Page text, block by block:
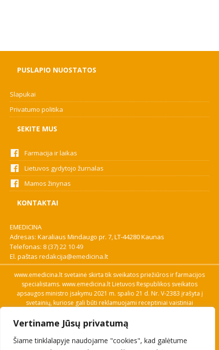
Vertiname Jūsų privatumą
Šiame tinklalapyje naudojame "cookies", kad galėtume
PUSLAPIO NUOSTATOS
Slapukai
Privatumo politika
SEKITE MUS
Farmacija ir laikas
Lietuvos gydytojo žurnalas
Mamos žinynas
KONTAKTAI
EMEDICINA
Adresas: Karaliaus Mindaugo pr. 7, LT-44280 Kaunas
Telefonas: 8 (37) 22 10 49
El. paštas redakcija@emedicina.lt
www.emedicina.lt svetainė skirta tik sveikatos priežiūros ir farmacijos
specialistams. www.emedicina.lt Lietuvos Respublikos sveikatos
apsaugos ministro įsakymu 2021 m. spalio 21 d. Nr. V-2383 įrašyta į
svetainių, kuriose gali būti reklamuojami receptiniai vaistiniai
savo profesinę kvalifikaciją. Naudingos nuorodos: Vaistų ir medicinos
pagalbos priemonių kainų paieška, VVKT tinklalapis, Sveikatos
priežiūros ar farmacijos specialisto pranešimo apie įtariamą